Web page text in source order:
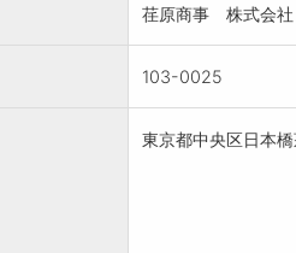
荏原商事 株式会社
103-0025
東京都中央区日本